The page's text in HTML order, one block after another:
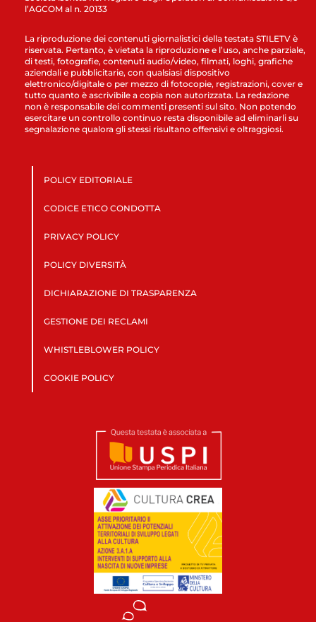
l’AGCOM al n. 20133
La riproduzione dei contenuti giornalistici della testata STILETV è
riservata. Pertanto, è vietata la riproduzione e l’uso, anche parziale,
di testi, fotografie, contenuti audio/video, filmati, loghi, grafiche
aziendali e pubblicitarie, con qualsiasi dispositivo
elettronico/digitale o per mezzo di fotocopie, registrazioni, cover e
tutto quanto è ascrivibile a copia non autorizzata. La redazione
non è responsabile dei commenti presenti sul sito. Non potendo
esercitare un controllo continuo resta disponibile ad eliminarli su
segnalazione qualora gli stessi risultano offensivi e oltraggiosi.
POLICY EDITORIALE
CODICE ETICO CONDOTTA
PRIVACY POLICY
POLICY DIVERSITÀ
DICHIARAZIONE DI TRASPARENZA
GESTIONE DEI RECLAMI
WHISTLEBLOWER POLICY
COOKIE POLICY